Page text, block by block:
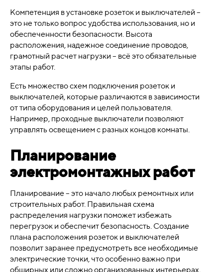
Компетенция в установке розеток и выключателей –
это не только вопрос удобства использования, но и
обеспеченности безопасности. Высота
расположения, надежное соединение проводов,
грамотный расчет нагрузки – всё это обязательные
этапы работ.
Есть множество схем подключения розеток и
выключателей, которые различаются в зависимости
от типа оборудования и целей пользователя.
Например, проходные выключатели позволяют
управлять освещением с разных концов комнаты.
Планирование
электромонтажных работ
Планирование – это начало любых ремонтных или
строительных работ. Правильная схема
распределения нагрузки поможет избежать
перегрузок и обеспечит безопасность. Создание
плана расположения розеток и выключателей
позволит заранее предусмотреть все необходимые
электрические точки, что особенно важно при
обширных или сложно организованных интерьерах.